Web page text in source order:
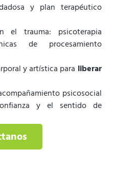
y plan terapéutico
el trauma: psicoterapia
de procesamiento
y artística para liberar
psicosocial
y el sentido de